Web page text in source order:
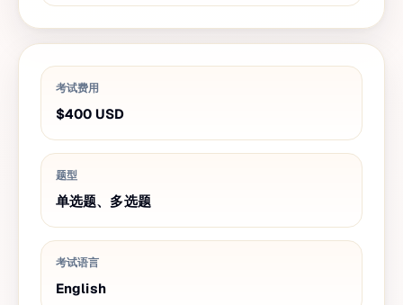
考试费用
$400 USD
题型
单选题、多选题
考试语言
English